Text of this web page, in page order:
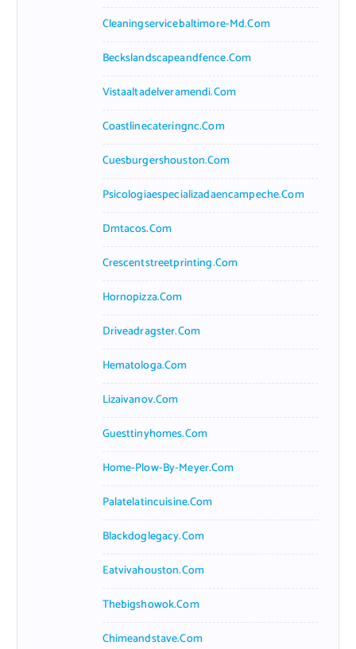
Cleaningservicebaltimore-Md.com
Beckslandscapeandfence.com
Vistaaltadelveramendi.com
Coastlinecateringnc.com
Cuesburgershouston.com
Psicologiaespecializadaencampeche.com
Dmtacos.com
Crescentstreetprinting.com
Hornopizza.com
Driveadragster.com
Hematologa.com
Lizaivanov.com
Guesttinyhomes.com
Home-Plow-By-Meyer.com
Palatelatincuisine.com
Blackdoglegacy.com
Eatvivahouston.com
Thebigshowok.com
Chimeandstave.com